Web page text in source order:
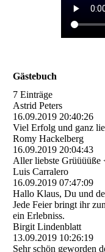
Gästebuch
7 Einträge
Astrid Peters
16.09.2019 20:40:26
Viel Erfolg und ganz
Romy Hackelberg
16.09.2019 20:04:43
Aller liebste Grüüüüße
Luis Carralero
16.09.2019 07:47:09
Hallo Klaus, Du und
Jede Feier bringt ihr
ein Erlebniss.
Birgit Lindenblatt
13.09.2019 10:26:19
Sehr schön geworden